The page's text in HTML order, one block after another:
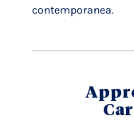
contemporanea.